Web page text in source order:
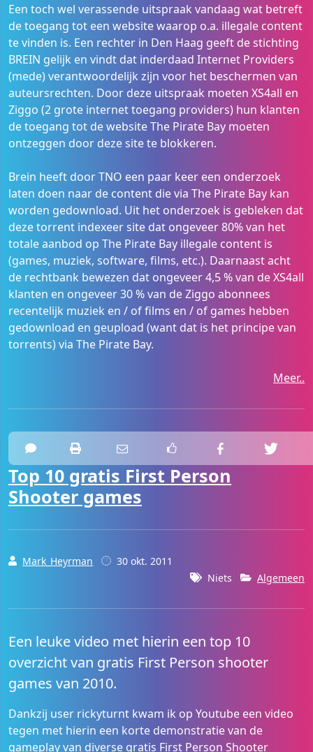
Een toch wel verassende uitspraak vandaag wat betreft
de toegang tot een website waarop o.a. illegale content
te vinden is. Een rechter in Den Haag geeft de stichting
BREIN gelijk en vindt dat inderdaad Internet Providers
(mede) verantwoordelijk zijn voor het beschermen van
auteursrechten. Door deze uitspraak moeten XS4all en
Ziggo (2 grote internet toegang providers) hun klanten
de toegang tot de website The Pirate Bay moeten
ontzeggen door deze site te blokkeren.
Brein heeft door TNO een paar keer een onderzoek
laten doen naar de content die via The Pirate Bay kan
worden gedownload. Uit het onderzoek is gebleken dat
deze torrent indexeer site dat ongeveer 80% van het
totale aanbod op The Pirate Bay illegale content is
(games, muziek, software, films, etc.). Daarnaast acht
de rechtbank bewezen dat ongeveer 4,5 % van de XS4all
klanten en ongeveer 30 % van de Ziggo abonnees
recentelijk muziek en / of films en / of games hebben
gedownload en geupload (want dat is het principe van
torrents) via The Pirate Bay.
Meer..
Top 10 gratis First Person
Shooter games
Mark_Heyrman
30 okt. 2011
Niets
Algemeen
Een leuke video met hierin een top 10
overzicht van gratis First Person shooter
games van 2010.
Dankzij user rickyturnt kwam ik op Youtube een video
tegen met hierin een korte demonstratie van de
gameplay van diverse gratis First Person Shooter